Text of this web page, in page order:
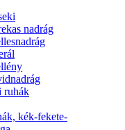
nadrág
kék-fekete-